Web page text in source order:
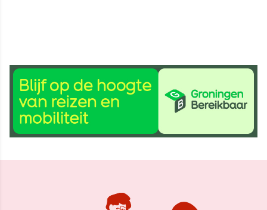
30 mei 2023, 09:02
Delen